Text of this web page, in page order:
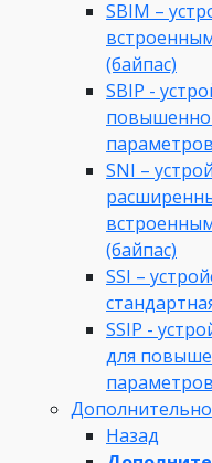
SBIM –
(байпас)
SBIP -
SNI –
(байпас)
SSI –
SSIP -
для
Назад